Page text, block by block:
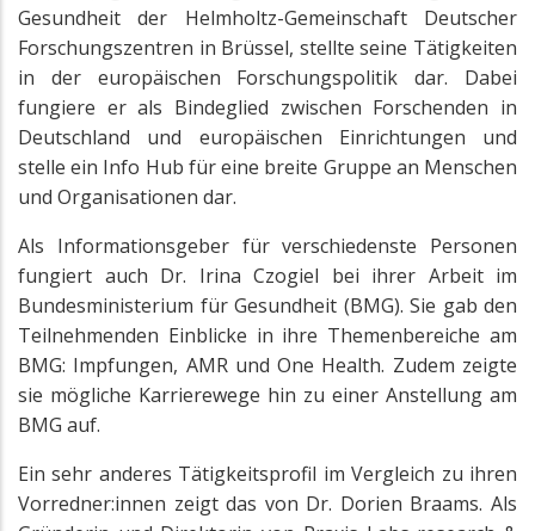
Gesundheit der Helmholtz-Gemeinschaft Deutscher
Forschungszentren in Brüssel, stellte seine Tätigkeiten
in der europäischen Forschungspolitik dar. Dabei
fungiere er als Bindeglied zwischen Forschenden in
Deutschland und europäischen Einrichtungen und
stelle ein Info Hub für eine breite Gruppe an Menschen
und Organisationen dar.
Als Informationsgeber für verschiedenste Personen
fungiert auch Dr. Irina Czogiel bei ihrer Arbeit im
Bundesministerium für Gesundheit (BMG). Sie gab den
Teilnehmenden Einblicke in ihre Themenbereiche am
BMG: Impfungen, AMR und One Health. Zudem zeigte
sie mögliche Karrierewege hin zu einer Anstellung am
BMG auf.
Ein sehr anderes Tätigkeitsprofil im Vergleich zu ihren
Vorredner:innen zeigt das von Dr. Dorien Braams. Als